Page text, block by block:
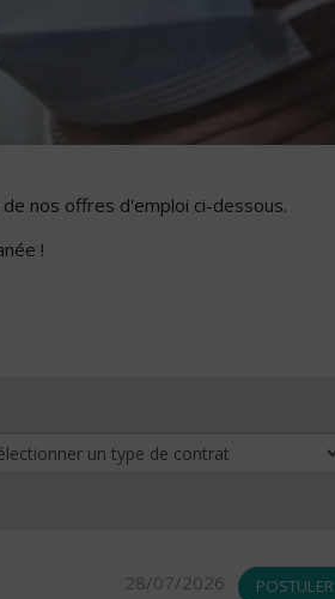
nos offres d'emploi ci-dessous.
!
28/07/2026 POSTULER